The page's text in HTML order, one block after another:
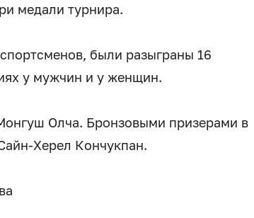
медали турнира.
были разыграны 16
у мужчин и у женщин.
Олча. Бронзовыми призерами в
Херел Кончукпан.